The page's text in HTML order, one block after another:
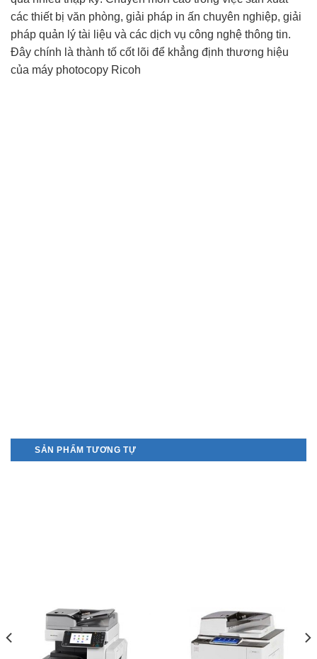
các thiết bị văn phòng, giải pháp in ấn chuyên nghiệp, giải
pháp quản lý tài liệu và các dịch vụ công nghệ thông tin.
Đây chính là thành tố cốt lõi để khẳng định thương hiệu
của máy photocopy Ricoh
SẢN PHẨM TƯƠNG TỰ